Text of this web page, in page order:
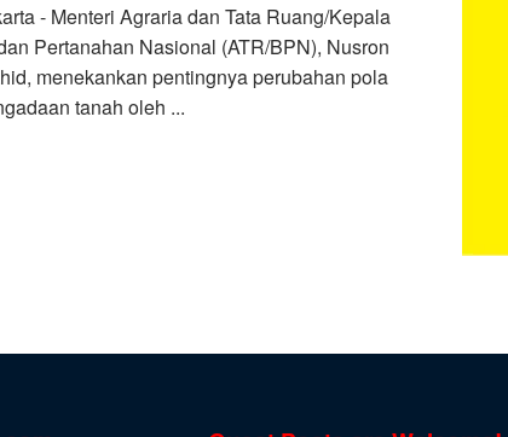
- Menteri Agraria dan Tata Ruang/Kepala
Pertanahan Nasional (ATR/BPN), Nusron
menekankan pentingnya perubahan pola
tanah oleh ...